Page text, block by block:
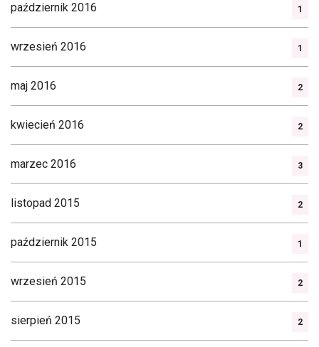
październik 2016 1
wrzesień 2016 1
maj 2016 2
kwiecień 2016 2
marzec 2016 3
listopad 2015 2
październik 2015 1
wrzesień 2015 2
sierpień 2015 2